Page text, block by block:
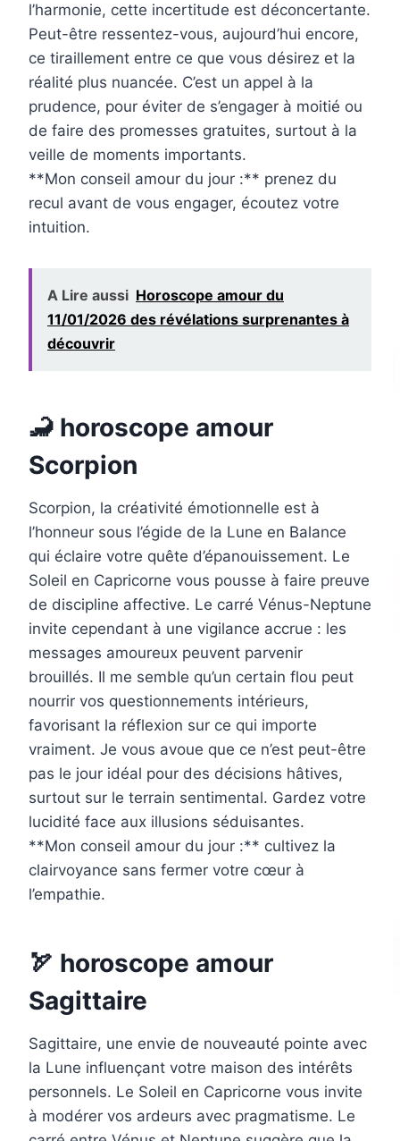
l’harmonie, cette incertitude est déconcertante.
Peut-être ressentez-vous, aujourd’hui encore,
ce tiraillement entre ce que vous désirez et la
réalité plus nuancée. C’est un appel à la
prudence, pour éviter de s’engager à moitié ou
de faire des promesses gratuites, surtout à la
veille de moments importants.
**Mon conseil amour du jour :** prenez du
recul avant de vous engager, écoutez votre
intuition.
A Lire aussi Horoscope amour du
11/01/2026 des révélations surprenantes à
découvrir
🦂 horoscope amour
Scorpion
Scorpion, la créativité émotionnelle est à
l’honneur sous l’égide de la Lune en Balance
qui éclaire votre quête d’épanouissement. Le
Soleil en Capricorne vous pousse à faire preuve
de discipline affective. Le carré Vénus-Neptune
invite cependant à une vigilance accrue : les
messages amoureux peuvent parvenir
brouillés. Il me semble qu’un certain flou peut
nourrir vos questionnements intérieurs,
favorisant la réflexion sur ce qui importe
vraiment. Je vous avoue que ce n’est peut-être
pas le jour idéal pour des décisions hâtives,
surtout sur le terrain sentimental. Gardez votre
lucidité face aux illusions séduisantes.
**Mon conseil amour du jour :** cultivez la
clairvoyance sans fermer votre cœur à
l’empathie.
🏹 horoscope amour
Sagittaire
Sagittaire, une envie de nouveauté pointe avec
la Lune influençant votre maison des intérêts
personnels. Le Soleil en Capricorne vous invite
à modérer vos ardeurs avec pragmatisme. Le